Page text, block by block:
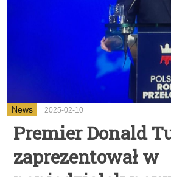
News 2025-02-10
Premier Donald
zaprezentował w